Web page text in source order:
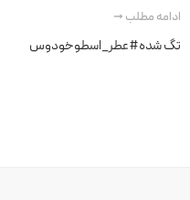
ادامه مطلب ➞
تگ شده#عطر_اسطوخودوس